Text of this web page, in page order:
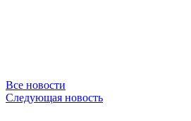
Все новости
Следующая новость